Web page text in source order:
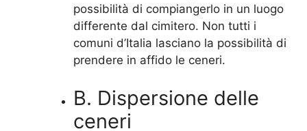
possibilità di compiangerlo in un luogo
differente dal cimitero. Non tutti i
comuni d’Italia lasciano la possibilità di
prendere in affido le ceneri.
B. Dispersione delle
ceneri